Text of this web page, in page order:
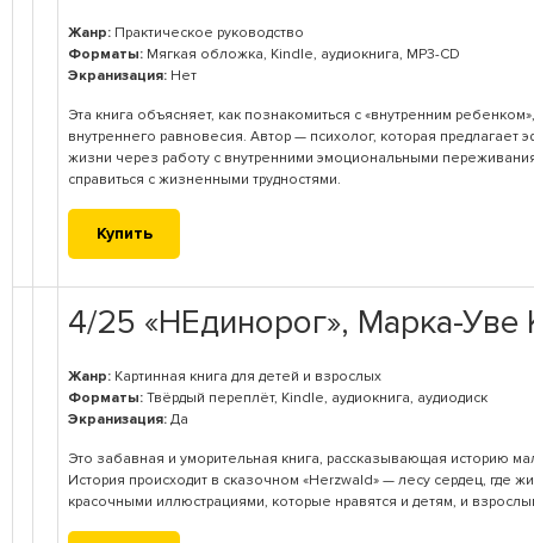
Жанр: Практическое руководство
Форматы: Мягкая обложка, Kindle, аудиокнига, MP3-CD
Экранизация: Нет
Эта книга объясняет, как познакомиться с «внутренним
внутреннего равновесия. Автор — психолог, которая
жизни через работу с внутренними эмоциональными
справиться с жизненными трудностями.
Купить
4/25 «НЕдинорог», Марка-Уве
Жанр: Картинная книга для детей и взрослых
Форматы: Твёрдый переплёт, Kindle, аудиокнига, аудиодиск
Экранизация: Да
Это забавная и уморительная книга, рассказывающая историю
История происходит в сказочном «Herzwald» — лесу сердец,
красочными иллюстрациями, которые нравятся и детям, и